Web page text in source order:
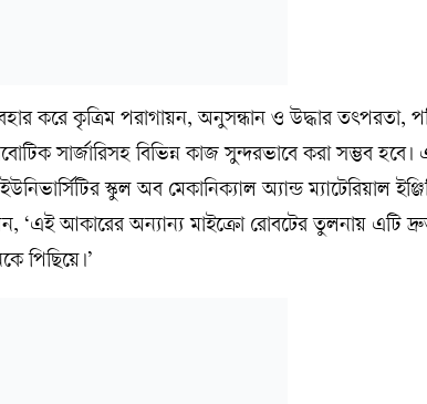
করে কৃত্রিম পরাগায়ন, অনুসন্ধান ও উদ্ধার তৎপরতা,
সার্জারিসহ বিভিন্ন কাজ সুন্দরভাবে করা সম্ভব হবে।
স্কুল অব মেকানিক্যাল অ্যান্ড ম্যাটেরিয়াল
‘এই আকারের অন্যান্য মাইক্রো রোবটের তুলনায় এটি
পিছিয়ে।’